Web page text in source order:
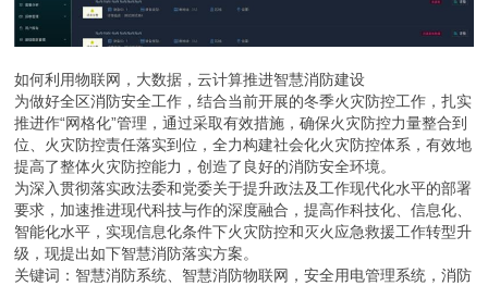
如何利用物联网，大数据，云计算推进智慧消防建设
为做好全区消防安全工作，结合当前开展的冬季火灾防控工作，扎实
推进作“网格化”管理，通过采取有效措施，确保火灾防控力量整合到
位、火灾防控责任落实到位，全力构建社会化火灾防控体系，有效地
提高了整体火灾防控能力，创造了良好的消防安全环境。
为深入贯彻落实政法委和党委关于提升政法及工作现代化水平的部署
要求，加速推进现代科技与作的深度融合，提高作科技化、信息化、
智能化水平，实现信息化条件下火灾防控和灭火应急救援工作转型升
级，现提出如下智慧消防落实方案。
关键词：智慧消防系统、智慧消防物联网，安全用电管理系统，消防